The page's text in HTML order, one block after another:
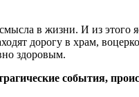
в жизни. И из этого
дорогу в храм,
здоровым.
события,